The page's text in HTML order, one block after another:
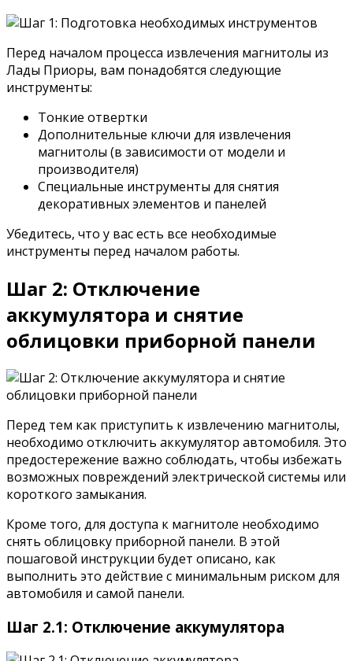
Перед началом процесса извлечения магнитолы из
Лады Приоры, вам понадобятся следующие
инструменты:
Тонкие отвертки
Дополнительные ключи для извлечения
магнитолы (в зависимости от модели и
производителя)
Специальные инструменты для снятия
декоративных элементов и панелей
Убедитесь, что у вас есть все необходимые
инструменты перед началом работы.
Шаг 2: Отключение
аккумулятора и снятие
облицовки приборной панели
Перед тем как приступить к извлечению магнитолы,
необходимо отключить аккумулятор автомобиля. Это
предостережение важно соблюдать, чтобы избежать
возможных повреждений электрической системы или
короткого замыкания.
Кроме того, для доступа к магнитоле необходимо
снять облицовку приборной панели. В этой
пошаговой инструкции будет описано, как
выполнить это действие с минимальным риском для
автомобиля и самой панели.
Шаг 2.1: Отключение аккумулятора